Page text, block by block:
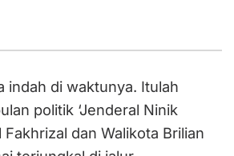
Kecamatan’
Sumbar
Maju
indah di waktunya. Itulah
politik ‘Jenderal Ninik
Fakhrizal dan Walikota Brilian